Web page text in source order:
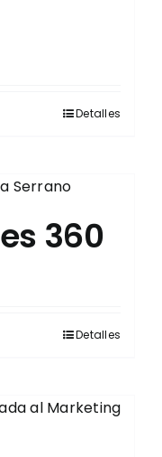
Detalles
360
Detalles